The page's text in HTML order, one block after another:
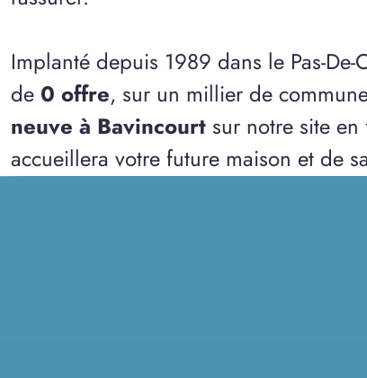
Implanté depuis 1989 dans le Pas-
de 0 offre, sur un millier de
neuve à Bavincourt sur notre site
accueillera votre future maison et de